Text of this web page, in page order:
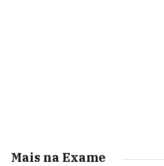
Mais na Exame